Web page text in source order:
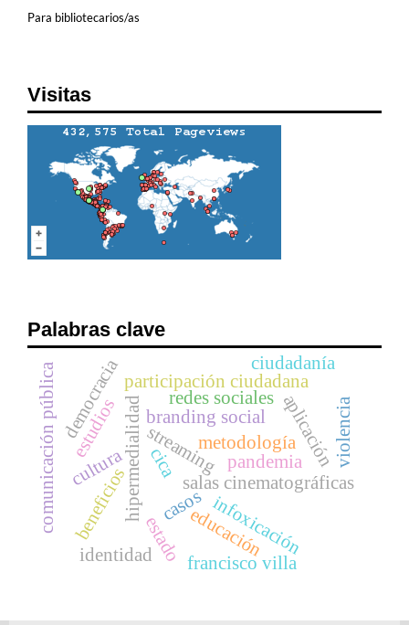
Para bibliotecarios/as
Visitas
Palabras clave
salas cinematográficas
streaming
hipermedialidad pandemia
cultura
casos
metodologíaaplicación
beneficios
estudios
democracia
comunicación pública branding social
participación ciudadana
infoxicación
educación
redes sociales
estado
ciudadanía
cica
francisco villa
identidad
violencia